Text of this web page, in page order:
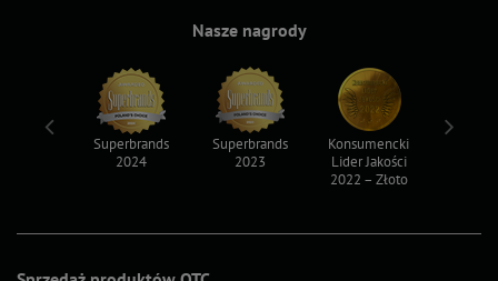
Nasze nagrody
Superbrands
2024
Superbrands
2023
Konsumencki
Lider Jakości
2022 – Złoto